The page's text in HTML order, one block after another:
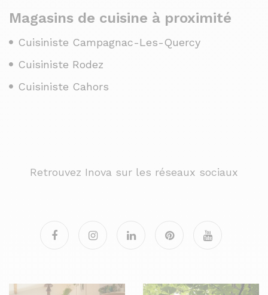
Magasins de cuisine à proximité
Cuisiniste Campagnac-Les-Quercy
Cuisiniste Rodez
Cuisiniste Cahors
Retrouvez Inova sur les réseaux sociaux